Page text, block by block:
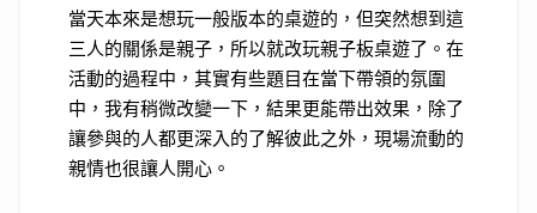
當天本來是想玩一般版本的桌遊的，但突然想到這
三人的關係是親子，所以就改玩親子板桌遊了。在
活動的過程中，其實有些題目在當下帶領的氛圍
中，我有稍微改變一下，結果更能帶出效果，除了
讓參與的人都更深入的了解彼此之外，現場流動的
親情也很讓人開心。